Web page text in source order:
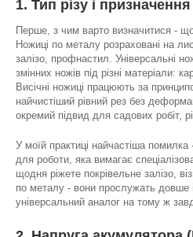
1. Тип різу і призначення
Перше, з чим варто визначитися -
Ножиці по металу розраховані на
залізо, профнастил. Універсальні
змінних ножів під різні матеріали:
Висічні ножиці працюють за
найчистіший рівний рез без
окремий підвид для садових робіт,
У моїй практиці найчастіша
для роботи, яка вимагає
щодня ріжете покрівельне залізо,
по металу - вони прослужать довше
універсальний аналог на тому ж